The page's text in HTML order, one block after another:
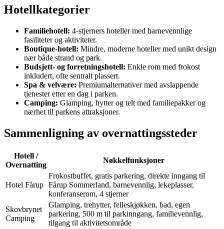
Hotellkategorier
Familiehotell: 4-stjerners hoteller med barnevennlige
fasiliteter og aktiviteter.
Boutique-hotell: Mindre, moderne hoteller med unikt design
nær både strand og park.
Budsjett- og forretningshotell: Enkle rom med frokost
inkludert, ofte sentralt plassert.
Spa & velvære: Premiumalternativer med avslappende
tjenester etter en dag i parken.
Camping: Glamping, hytter og telt med familiepakker og
nærhet til parkens attraksjoner.
Sammenligning av overnattingssteder
Hotell /
Overnatting
Nøkkelfunksjoner
Hotel Fårup
Frokostbuffet, gratis parkering, direkte inngang til
Fårup Sommerland, barnevennlig, lekeplasser,
konferanserom, 4 stjerner
Skovbrynet
Camping
Glamping, trehytter, felleskjøkken, bad, egen
parkering, 500 m til parkinngang, familievennlig,
tilgang til aktivitetsområde